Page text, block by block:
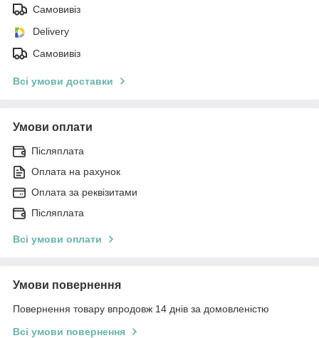
Самовивіз
Delivery
Самовивіз
Всі умови доставки
Умови оплати
Післяплата
Оплата на рахунок
Оплата за реквізитами
Післяплата
Всі умови оплати
Умови повернення
Повернення товару впродовж 14 днів за домовленістю
Всі умови повернення